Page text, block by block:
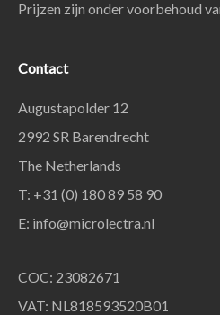
Prijzen zijn onder voorbehoud
Contact
Augustapolder 12
2992 SR Barendrecht
The Netherlands
T: +31 (0) 180 89 58 90
E: info@microlectra.nl
COC: 23082671
VAT: NL818593520B01